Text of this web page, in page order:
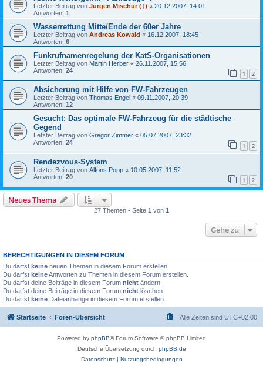
Letzter Beitrag von Jürgen Mischur (†) « 20.12.2007, 14:01
Antworten: 1
Wasserrettung Mitte/Ende der 60er Jahre
Letzter Beitrag von Andreas Kowald « 16.12.2007, 18:45
Antworten: 6
Funkrufnamenregelung der KatS-Organisationen
Letzter Beitrag von Martin Herber « 26.11.2007, 15:56
Antworten: 24 1 2
Absicherung mit Hilfe von FW-Fahrzeugen
Letzter Beitrag von Thomas Engel « 09.11.2007, 20:39
Antworten: 12
Gesucht: Das optimale FW-Fahrzeug für die städtische
Gegend
Letzter Beitrag von Gregor Zimmer « 05.07.2007, 23:32
Antworten: 24 1 2
Rendezvous-System
Letzter Beitrag von Alfons Popp « 10.05.2007, 11:52
Antworten: 20 1 2
Neues Thema
27 Themen • Seite 1 von 1
Gehe zu
BERECHTIGUNGEN IN DIESEM FORUM
Du darfst keine neuen Themen in diesem Forum erstellen.
Du darfst keineAntworten zu Themen in diesem Forum erstellen.
Du darfst deine Beiträge in diesem Forum nicht ändern.
Du darfst deine Beiträge in diesem Forum nicht löschen.
Du darfst keine Dateianhänge in diesem Forum erstellen.
Startseite Foren-Übersicht Alle Zeiten sind UTC+02:00
Powered by phpBB® Forum Software © phpBB Limited
Deutsche Übersetzung durch phpBB.de
Datenschutz| Nutzungsbedingungen